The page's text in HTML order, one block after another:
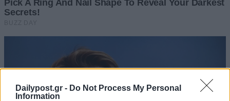
Dailypost.gr - Do Not Process My Personal
Information